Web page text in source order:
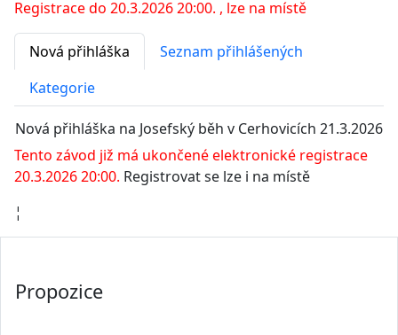
Registrace do 20.3.2026 20:00. , lze na místě
Nová přihláška
Seznam přihlášených
Kategorie
Nová přihláška na Josefský běh v Cerhovicích 21.3.2026
Tento závod již má ukončené elektronické registrace
20.3.2026 20:00. Registrovat se lze i na místě
¦
Propozice